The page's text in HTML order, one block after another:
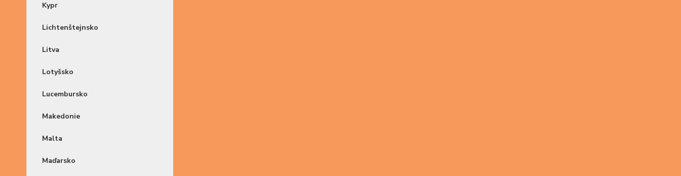
Kypr
Lichtenštejnsko
Litva
Lotyšsko
Lucembursko
Makedonie
Malta
Maďarsko